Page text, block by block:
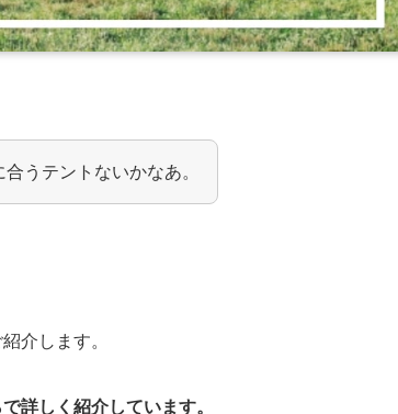
うテントないかなあ。
介します。
詳しく紹介しています。